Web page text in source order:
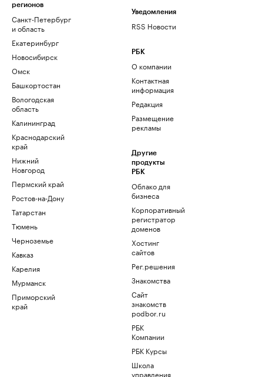
регионов
Санкт-Петербург
и область
Екатеринбург
Новосибирск
Омск
Башкортостан
Вологодская
область
Калининград
Краснодарский
край
Нижний
Новгород
Пермский край
Ростов-на-Дону
Татарстан
Тюмень
Черноземье
Кавказ
Карелия
Мурманск
Приморский
край
Уведомления
RSS Новости
РБК
О компании
Контактная
информация
Редакция
Размещение
рекламы
Другие
продукты
РБК
Облако для
бизнеса
Корпоративный
регистратор
доменов
Хостинг
сайтов
Рег.решения
Знакомства
Сайт
знакомств
podbor.ru
РБК
Компании
РБК Курсы
Школа
управления